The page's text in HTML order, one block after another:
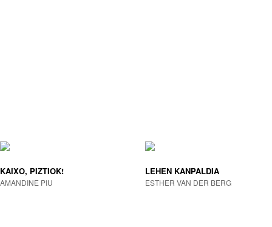
KAIXO, PIZTIOK!
AMANDINE PIU
LEHEN KANPALDIA
ESTHER VAN DER BERG